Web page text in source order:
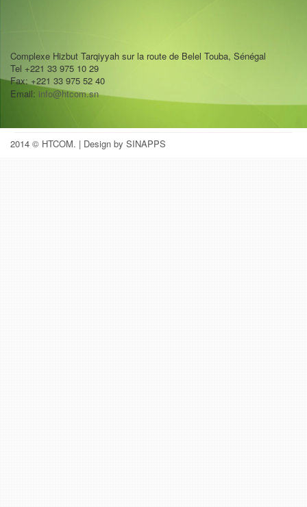
Complexe Hizbut Tarqiyyah sur la route de Belel Touba, Sénégal
Tel +221 33 975 10 29
Fax: +221 33 975 52 40
Email: info@htcom.sn
2014 © HTCOM. | Design by SINAPPS